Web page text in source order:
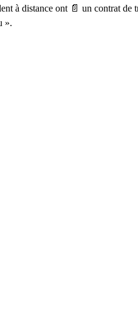
à distance ont 📄 un contrat
».